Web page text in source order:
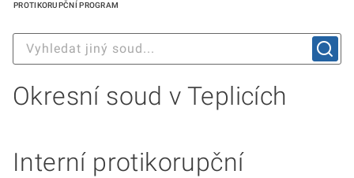
PROTIKORUPČNÍ PROGRAM
Okresní soud v Teplicích
Interní protikorupční